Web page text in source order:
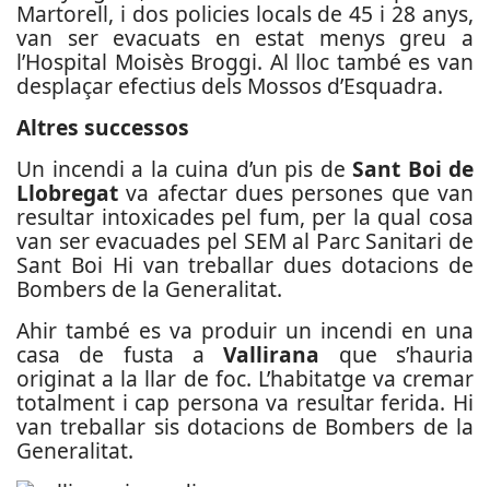
Martorell, i dos policies locals de 45 i 28 anys,
van ser evacuats en estat menys greu a
l’Hospital Moisès Broggi. Al lloc també es van
desplaçar efectius dels Mossos d’Esquadra.
Altres successos
Un incendi a la cuina d’un pis de Sant Boi de
Llobregat va afectar dues persones que van
resultar intoxicades pel fum, per la qual cosa
van ser evacuades pel SEM al Parc Sanitari de
Sant Boi Hi van treballar dues dotacions de
Bombers de la Generalitat.
Ahir també es va produir un incendi en una
casa de fusta aVallirana que s’hauria
originat a la llar de foc. L’habitatge va cremar
totalment i cap persona va resultar ferida. Hi
van treballar sis dotacions de Bombers de la
Generalitat.